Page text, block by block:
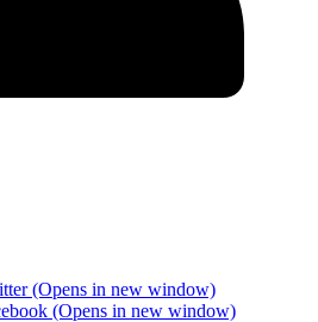
(Opens in new window)
(Opens in new window)